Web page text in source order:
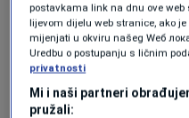
primjene
prioritet u cilju
sigurnosti svih
aerodroma.
postavkama link na dnu ove
lijevom dijelu web stranice, ako
mijenjati u okviru našeg Wеб
Uredbu o postupanju s ličnim
privatnosti
Mi i naši partneri
pružali: